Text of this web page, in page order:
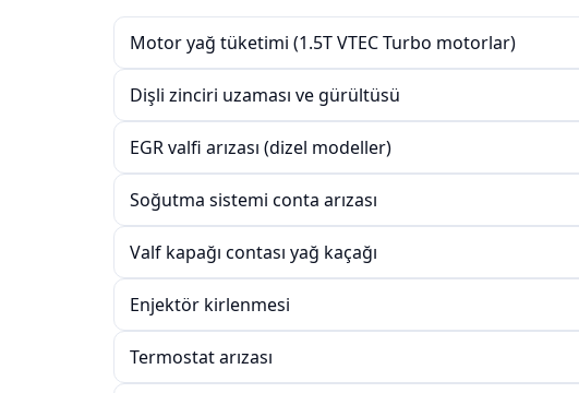
Motor yağ tüketimi (1.5T VTEC Turbo motorlar)
Dişli zinciri uzaması ve gürültüsü
EGR valfi arızası (dizel modeller)
Soğutma sistemi conta arızası
Valf kapağı contası yağ kaçağı
Enjektör kirlenmesi
Termostat arızası